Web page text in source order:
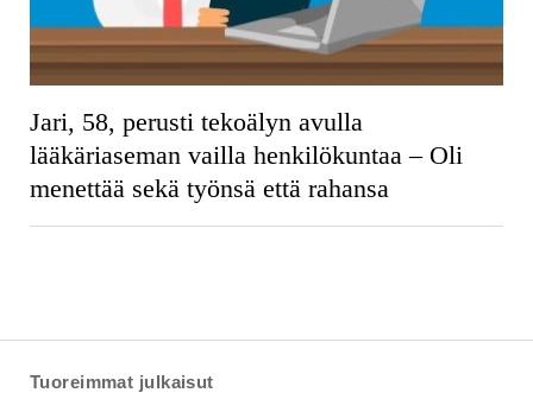
Jari, 58, perusti tekoälyn avulla
lääkäriaseman vailla henkilökuntaa – Oli
menettää sekä työnsä että rahansa
Tuoreimmat julkaisut